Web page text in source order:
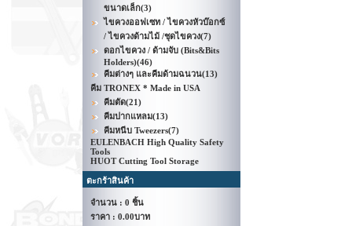
ขนาดเล็ก(3)
ไขควงออฟเซท / ไขควงหัวบ๊อกซ์
/ ไขควงด้ามไม้ /ชุดไขควง(7)
ดอกไขควง / ด้ามจับ (Bits&Bits
Holders)(46)
คีมต่างๆ และคีมด้ามฉนวน(13)
คีม TRONEX * Made in USA
คีมตัด(21)
คีมปากแหลม(13)
คีมหนีบ Tweezers(7)
EULENBACH High Quality Safety
Tools
HUOT Cutting Tool Storage
ตะกร้าสินค้า
จำนวน : 0 ชิ้น
ราคา : 0.00บาท